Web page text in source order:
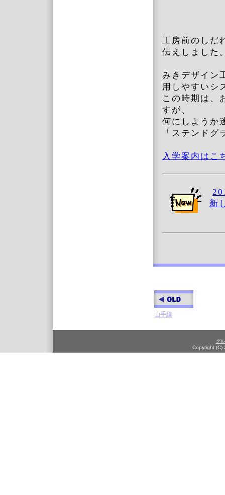
工房前のしだ
伝えしました
みきデザイン
用しやすいシ
この時期は、
すが、
何にしようか
「ステンド
入学案内はこ
新
山手線
グ
Copyright (C)